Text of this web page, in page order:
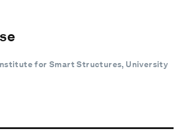
for Smart Structures, University